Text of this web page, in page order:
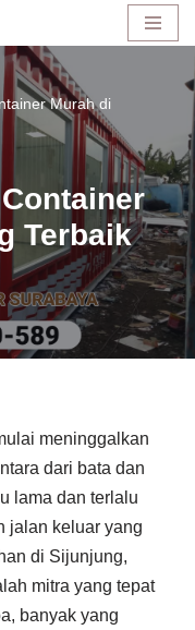
Murah di
Terbaik
meninggalkan
dari bata dan
lama dan terlalu
jalan keluar yang
di Sijunjung,
mitra yang tepat
banyak yang